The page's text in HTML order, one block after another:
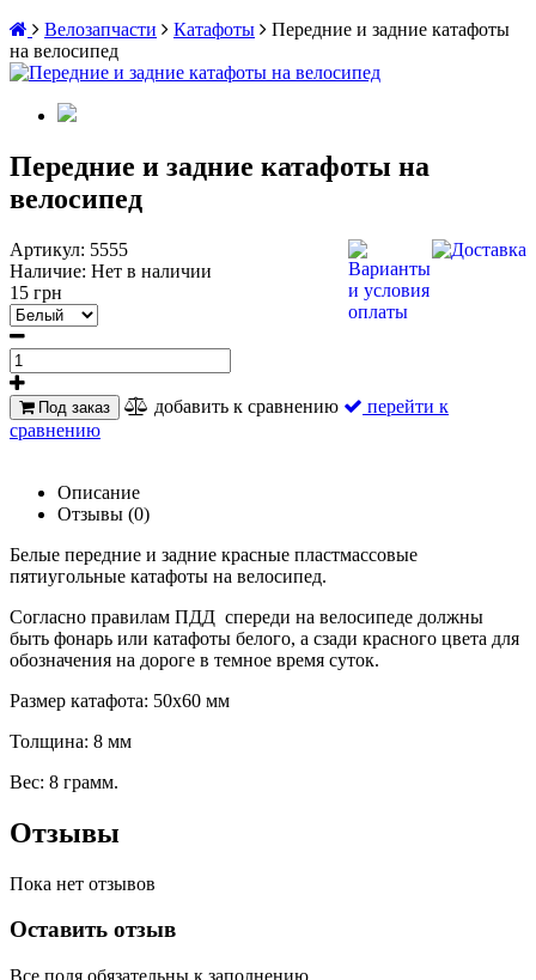
Велозапчасти
Катафоты
Передние и задние катафоты
на велосипед
Передние и задние катафоты на
велосипед
Артикул: 5555
Наличие: Нет в наличии
15 грн
Под заказ добавить к сравнению
перейти к
сравнению
Описание
Отзывы (0)
Белые передние и задние красные пластмассовые
пятиугольные катафоты на велосипед.
Согласно правилам ПДД спереди на велосипеде должны
быть фонарь или катафоты белого, а сзади красного цвета для
обозначения на дороге в темное время суток.
Размер катафота: 50х60 мм
Толщина: 8 мм
Вес: 8 грамм.
Отзывы
Пока нет отзывов
Оставить отзыв
Все поля обязательны к заполнению